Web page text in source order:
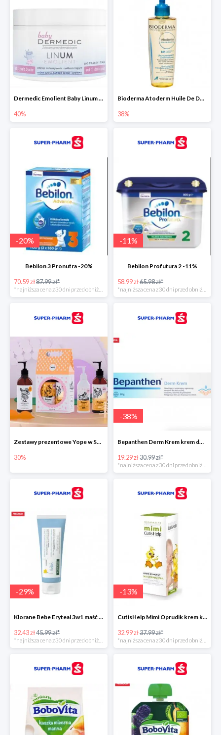
Dermedic Emolient Baby Linum 225 g
40%
Bioderma Atoderm Huile De Douche - nawilżający olejek do kąpieli i pod prysznic
38%
-20%
Bebilon 3 Pronutra -20%
70.59 zł87.99 zł*
*najniższa cena z 30 dni przed obniżką
-11%
Bebilon Profutura 2 -11%
58.99 zł65.98 zł*
*najniższa cena z 30 dni przed obniżką
Zestawy prezentowe Yope w Super-Pharm do -30%
30%
-38%
Bepanthen Derm Krem krem do ciała
19.29 zł30.99 zł*
-29%
Klorane Bebe Eryteal 3w1 maść do przewijania dla dzieci
32.43 zł45.99 zł*
*najniższa cena z 30 dni przed obniżką
-13%
CutisHelp Mimi Oprudik krem konopny
32.99 zł37.99 zł*
*najniższa cena z 30 dni przed obniżką